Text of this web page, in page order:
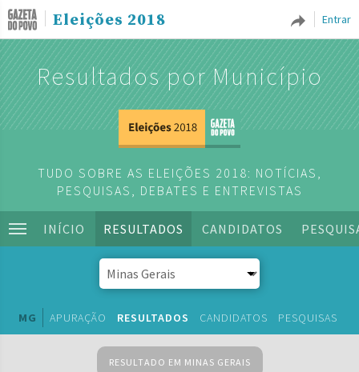
Entrar
Eleições 2018
Resultados por Município
TUDO SOBRE AS ELEIÇÕES 2018: NOTÍCIAS,
PESQUISAS, DEBATES E ENTREVISTAS
INÍCIO RESULTADOS CANDIDATOS
MG APURAÇÃO RESULTADOS CANDIDATOS PESQUISAS
RESULTADO EM MINAS GERAIS